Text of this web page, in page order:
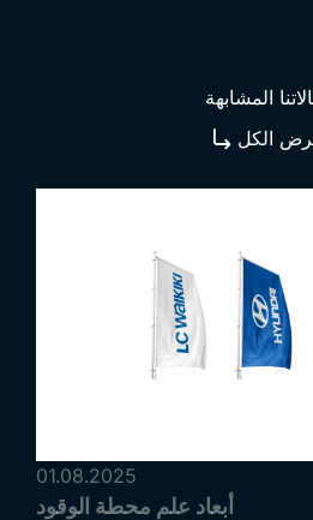
المشابهة
الكل
01.08.2025
أبعاد علم محطة الوقود